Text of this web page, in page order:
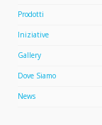
Prodotti
Iniziative
Gallery
Dove Siamo
News